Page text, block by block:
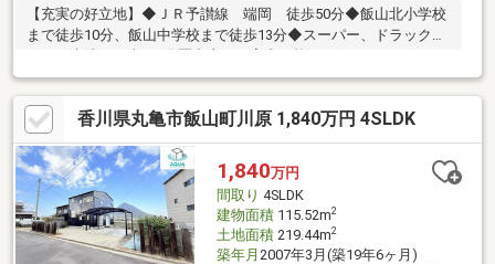
【充実の好立地】◆ＪＲ予讃線 端岡 徒歩50分◆飯山北小学校
まで徒歩10分、飯山中学校まで徒歩13分◆スーパー、ドラックス
香川県丸亀市飯山町川原 1,840万円 4SLDK
1,840万円
間取り 4SLDK
建物面積115.52m2
土地面積219.44m2
築年月 2007年3月(築19年6ヶ月)